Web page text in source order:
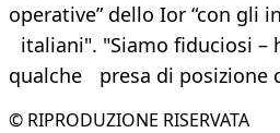
operative” dello Ior “con gli
italiani". "Siamo fiduciosi –
qualche presa di posizione
© RIPRODUZIONE RISERVATA